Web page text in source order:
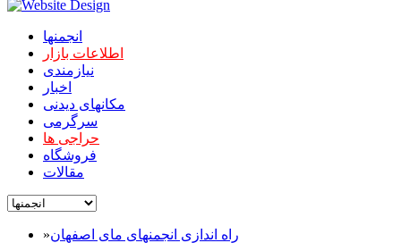
انجمنها
اطلاعات بازار
نیازمندی
اخبار
مکانهای دیدنی
سرگرمی
حراجی ها
فروشگاه
مقالات
»راه اندازی انجمنهای مای اصفهان